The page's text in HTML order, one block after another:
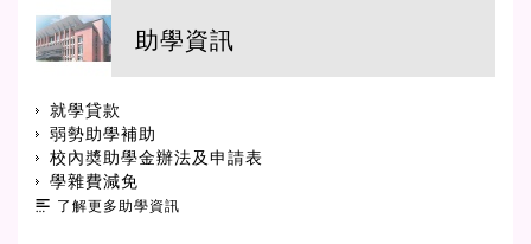
助學資訊
就學貸款
弱勢助學補助
校內奬助學金辦法及申請表
學雜費減免
了解更多助學資訊